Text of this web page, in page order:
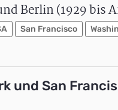
Berlin (1929 bis
San Francisco
und San